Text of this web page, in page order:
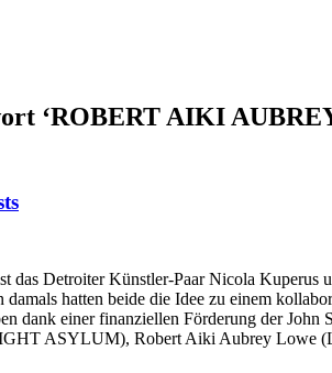
‘ROBERT AIKI
das Detroiter Künstler-Paar Nicola
hatten beide die Idee zu einem
dank einer finanziellen Förderung der
ASYLUM), Robert Aiki Aubrey Lowe